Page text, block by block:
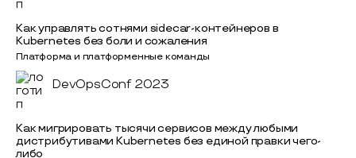
Как управлять сотнями sidecar-контейнеров в
Kubernetes без боли и сожаления
Платформа и платформенные команды
DevOpsConf 2023
Как мигрировать тысячи сервисов между любыми
дистрибутивами Kubernetes без единой правки чего-
либо